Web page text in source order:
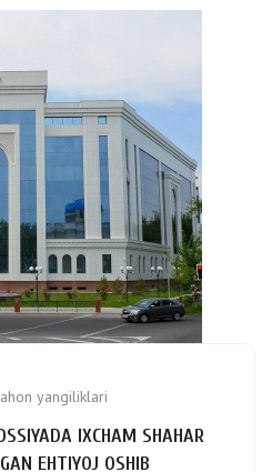
yangiliklari
IXCHAM SHAHAR
EHTIYOJ OSHIB